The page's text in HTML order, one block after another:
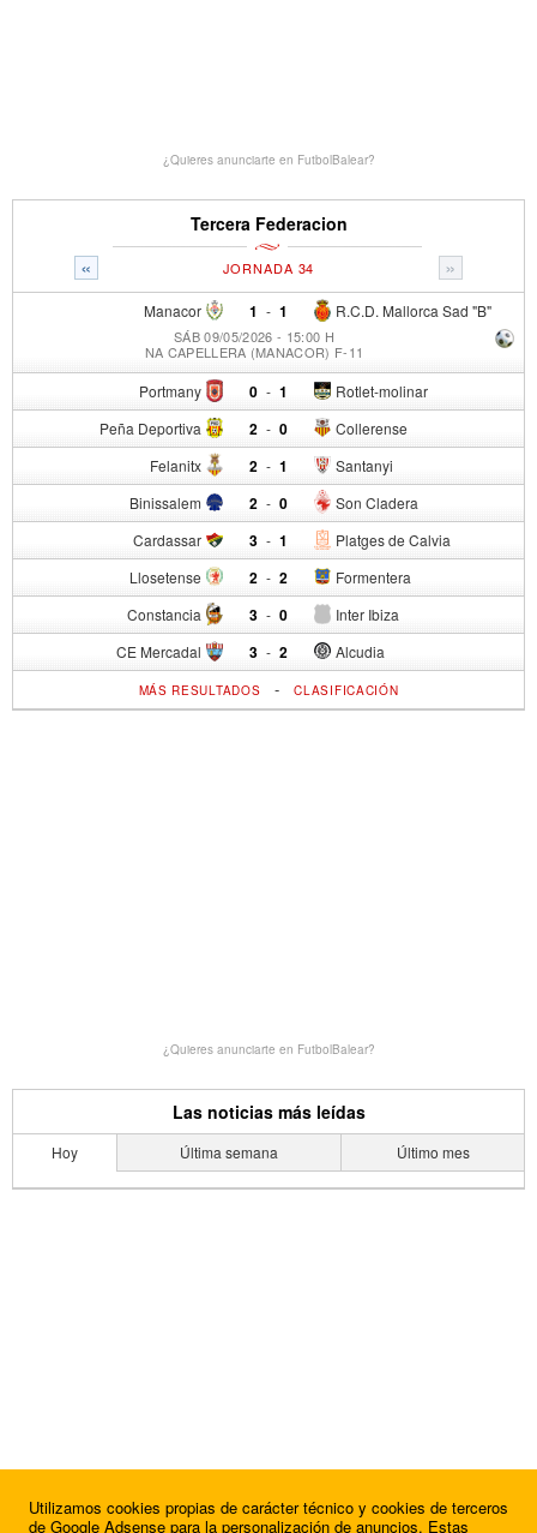
¿Quieres anunciarte en FutbolBalear?
Tercera Federacion
« »
JORNADA 34
Manacor 1 - R.C.D. Mallorca Sad "B"
1
SÁB 09/05/2026 - 15:00 H
NA CAPELLERA (MANACOR) F-11
Portmany 0 - Rotlet-molinar
1
Peña Deportiva 2 - Collerense
0
Felanitx 2 - Santanyi
1
Binissalem 2 - Son Cladera
0
Cardassar 3 - Platges de Calvia
1
Llosetense 2 - Formentera
2
Constancia 3 - Inter Ibiza
0
CE Mercadal 3 - Alcudia
2
MÁS RESULTADOS -CLASIFICACIÓN
¿Quieres anunciarte en FutbolBalear?
Las noticias más leídas
Hoy Última semana Último mes
Utilizamos cookies propias de carácter técnico y cookies de terceros
de Google Adsense para la personalización de anuncios. Estas